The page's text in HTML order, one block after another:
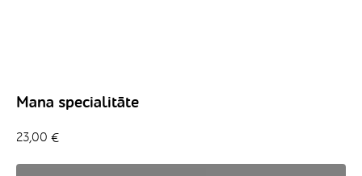
Mana specialitāte
23,00 €